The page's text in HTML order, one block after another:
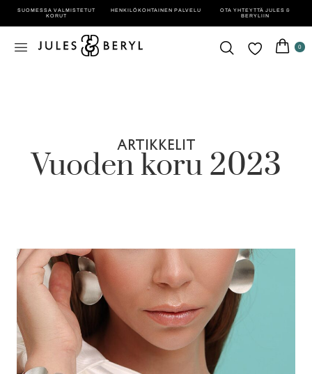
SUOMESSA VALMISTETUT
KORUT
HENKILÖ­KOHTAINEN PALVELU
OTA YHTEYTTÄ JULES &
BERYLIIN
0
ARTIKKELIT
Vuoden koru 2023